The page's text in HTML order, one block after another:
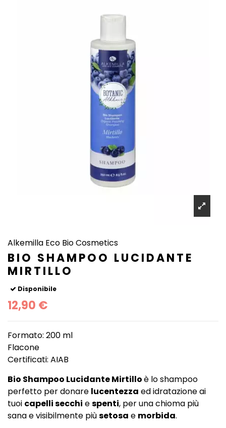
Alkemilla Eco Bio Cosmetics
BIO SHAMPOO LUCIDANTE
MIRTILLO
Disponibile
12,90 €
Formato: 200 ml
Flacone
Certificati: AIAB
Bio Shampoo Lucidante Mirtilloè lo shampoo
perfetto per donare lucentezza ed idratazione ai
tuoi capelli secchi espenti, per una chioma più
sana e visibilmente piùsetosa e morbida.